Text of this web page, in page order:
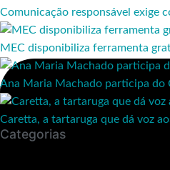
Comunicação responsável exige
MEC disponibiliza ferramenta
Ana Maria Machado participa do
Caretta, a tartaruga que dá voz
Categorias